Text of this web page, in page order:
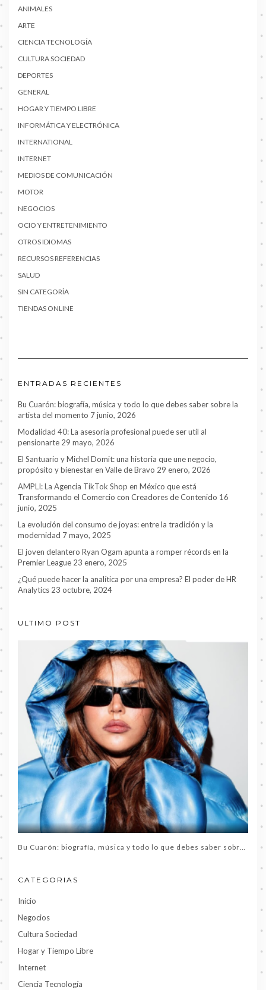
ANIMALES
ARTE
CIENCIA TECNOLOGÍA
CULTURA SOCIEDAD
DEPORTES
GENERAL
HOGAR Y TIEMPO LIBRE
INFORMÁTICA Y ELECTRÓNICA
INTERNATIONAL
INTERNET
MEDIOS DE COMUNICACIÓN
MOTOR
NEGOCIOS
OCIO Y ENTRETENIMIENTO
OTROS IDIOMAS
RECURSOS REFERENCIAS
SALUD
SIN CATEGORÍA
TIENDAS ONLINE
ENTRADAS RECIENTES
Bu Cuarón: biografía, música y todo lo que debes saber sobre la
artista del momento 7 junio, 2026
Modalidad 40: La asesoría profesional puede ser util al
pensionarte 29 mayo, 2026
El Santuario y Michel Domit: una historia que une negocio,
propósito y bienestar en Valle de Bravo 29 enero, 2026
AMPLI: La Agencia TikTok Shop en México que está
Transformando el Comercio con Creadores de Contenido 16
junio, 2025
La evolución del consumo de joyas: entre la tradición y la
modernidad 7 mayo, 2025
El joven delantero Ryan Ogam apunta a romper récords en la
Premier League 23 enero, 2025
¿Qué puede hacer la analítica por una empresa? El poder de HR
Analytics 23 octubre, 2024
ULTIMO POST
CATEGORIAS
Inicio
Negocios
Cultura Sociedad
Hogar y Tiempo Libre
Internet
Ciencia Tecnología